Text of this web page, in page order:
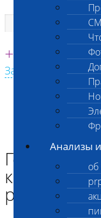
Единая круглосуточная
+7 495 260
Заказать звонок с
Анализы
Главная страница
Анализы и цены
ГЕНЕТИЧЕСКИЕ
Генетический
китайской